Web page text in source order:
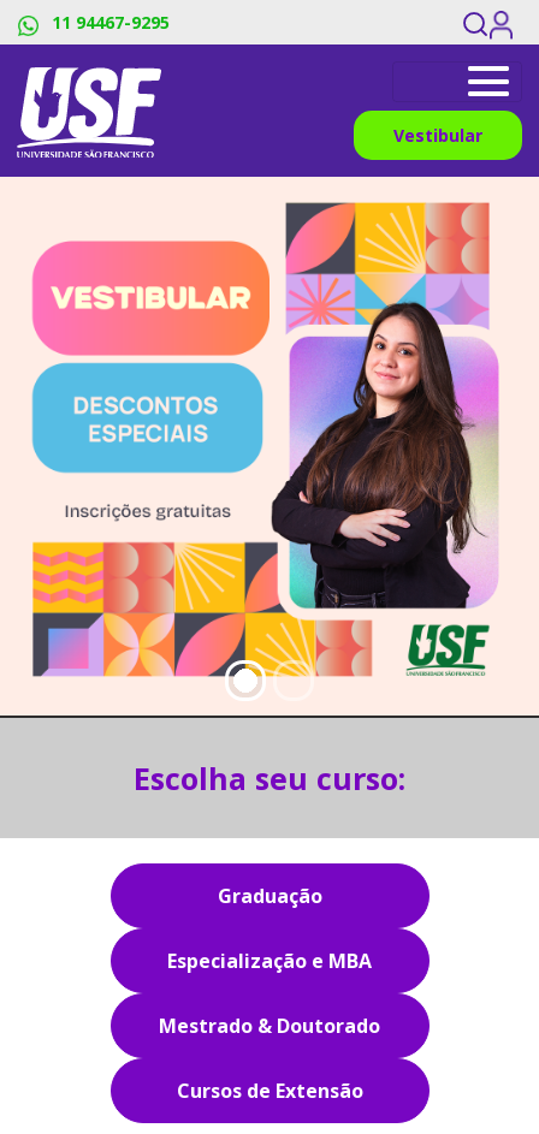
11 94467-9295
Vestibular
Escolha seu curso:
Graduação
Especialização e MBA
Mestrado & Doutorado
Cursos de Extensão